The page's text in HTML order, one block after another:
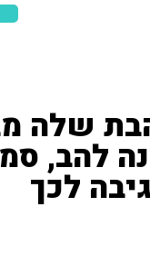
שלה
להב,
לכך